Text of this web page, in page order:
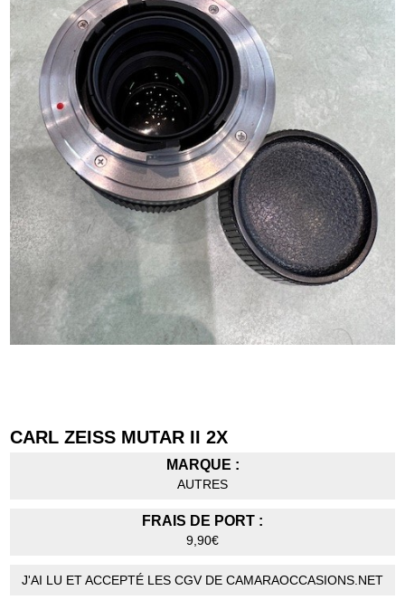
CARL ZEISS MUTAR II 2X
MARQUE :
AUTRES
FRAIS DE PORT :
9,90€
J'AI LU ET ACCEPTÉ LES CGV DE CAMARAOCCASIONS.NET